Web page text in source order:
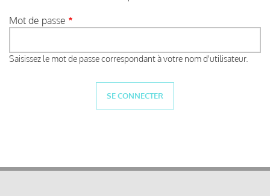
Mot de passe
Saisissez le mot de passe correspondant à votre nom d'utilisateur.